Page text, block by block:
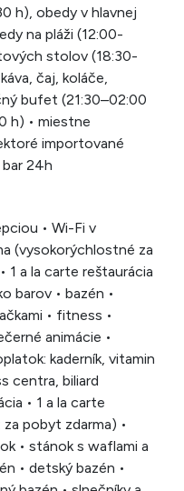
h), obedy v hlavnej
na pláži (12:00-
stolov (18:30-
čaj, koláče,
bufet (21:30–02:00
h) • miestne
importované
24h
• Wi-Fi v
(vysokorýchlostné za
1 a la carte reštaurácia
barov • bazén •
• fitness •
animácie •
kaderník, vitamin
centra, biliard
• 1 a la carte
pobyt zdarma) •
• stánok s waflami a
• detský bazén •